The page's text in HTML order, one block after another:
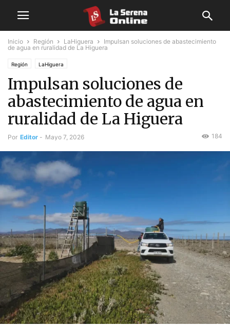
Inicio Región LaHiguera
Impulsan soluciones de abastecimiento
de agua en ruralidad de La Higuera
Región LaHiguera
Impulsan soluciones de
abastecimiento de agua en
ruralidad de La Higuera
Por Editor - Mayo 7, 2026 184